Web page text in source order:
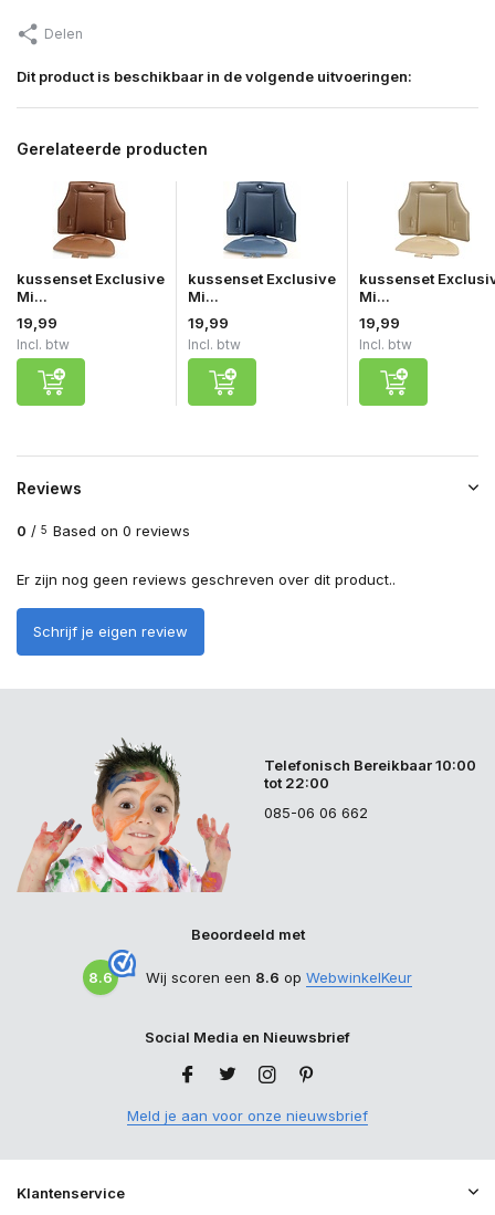
Delen
Dit product is beschikbaar in de volgende uitvoeringen:
Gerelateerde producten
kussenset Exclusive
Mi...
19,99
Incl. btw
kussenset Exclusive
Mi...
19,99
Incl. btw
kussenset
Mi...
19,99
Incl. btw
Reviews
0 / 5 Based on 0 reviews
Er zijn nog geen reviews geschreven over dit product..
Schrijf je eigen review
Telefonisch Bereikbaar 10:00
tot 22:00
085-06 06 662
Beoordeeld met
8.6 Wij scoren een 8.6 op WebwinkelKeur
Social Media en Nieuwsbrief
Meld je aan voor onze nieuwsbrief
Klantenservice